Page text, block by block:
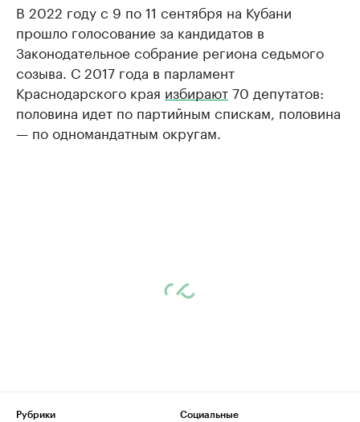
В 2022 году с 9 по 11 сентября на Кубани
прошло голосование за кандидатов в
Законодательное собрание региона седьмого
созыва. С 2017 года в парламент
Краснодарского края избирают70 депутатов:
половина идет по партийным спискам, половина
— по одномандатным округам.
Рубрики
Социальные